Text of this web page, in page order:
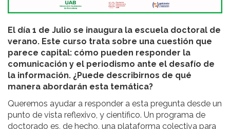
El día 1 de Julio se inaugura la escuela doctoral de
verano. Este curso trata sobre una cuestión que
parece capital: cómo pueden responder la
comunicación y el periodismo ante el desafío de
la información. ¿Puede describirnos de qué
manera abordarán esta temática?
Queremos ayudar a responder a esta pregunta desde un
punto de vista reflexivo, y científico. Un programa de
doctorado es, de hecho, una plataforma colectiva para